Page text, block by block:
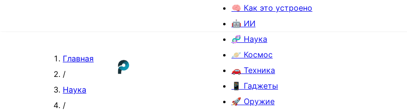
🧠 Как это устроено
🤖 ИИ
🧬 Наука
🪐 Космос
🚗 Техника
📱 Гаджеты
🚀 Оружие
Главная
/
Наука
/